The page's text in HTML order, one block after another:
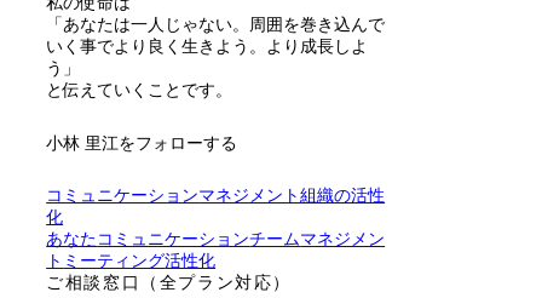
「あなたは一人じゃない。周囲を巻き込んで
いく事でより良く生きよう。より成長しよ
う」
と伝えていくことです。
小林 里江をフォローする
コミュニケーションマネジメント組織の活性
化
あなた コミュニケーションチームマネジメン
ト ミーティング活性化
ご相談窓口（全プラン対応）